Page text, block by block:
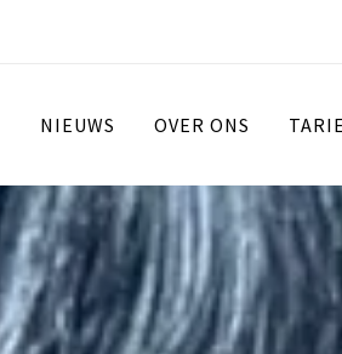
NIEUWS OVER ONS